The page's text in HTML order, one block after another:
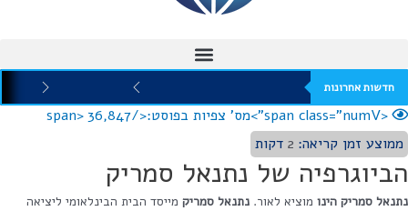
חדשות אחרונות
<span class="numV">מס' צפיות בפוסט:</span>
36,847
ממוצע זמן קריאה: 2 דקות
הביוגרפיה של נתנאל סמריק
נתנאל סמריק הינו מוציא לאור. נתנאל סמריק מייסד הבית הבינלאומי ליציאה